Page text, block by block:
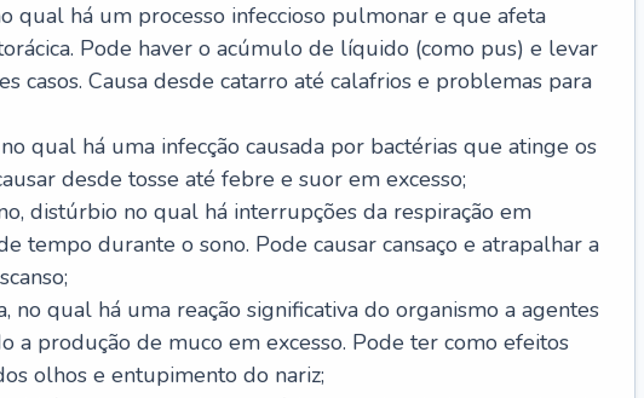
qual há um processo infeccioso pulmonar e que afeta
Pode haver o acúmulo de líquido (como pus) e levar
casos. Causa desde catarro até calafrios e problemas para
qual há uma infecção causada por bactérias que atinge os
desde tosse até febre e suor em excesso;
distúrbio no qual há interrupções da respiração em
tempo durante o sono. Pode causar cansaço e atrapalhar a
no qual há uma reação significativa do organismo a agentes
a produção de muco em excesso. Pode ter como efeitos
olhos e entupimento do nariz;